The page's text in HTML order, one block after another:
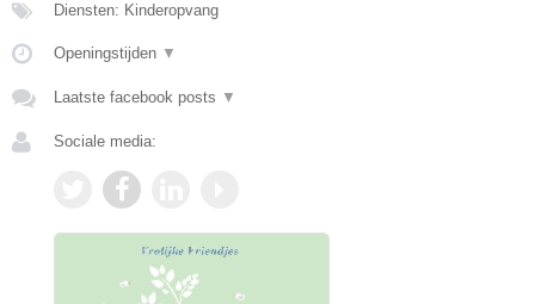
Diensten: Kinderopvang
Openingstijden ▼
Laatste facebook posts ▼
Sociale media: